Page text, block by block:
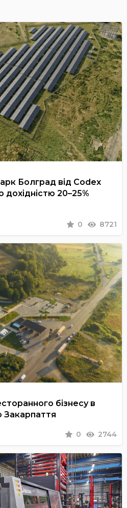
Болград від Codex
дохідністю 20–25%
0 8721
бізнесу в
Закарпаття
0 2744